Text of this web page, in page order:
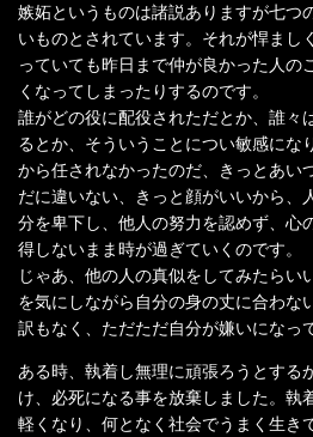
嫉妬というものは諸説ありますが七つ
いものとされています。それが悍まし
っていても昨日まで仲が良かった人の
くなってしまったりするのです。
誰がどの役に配役されただとか、誰々
るとか、そういうことについ敏感にな
から任されなかったのだ、きっとあい
だに違いない、きっと顔がいいから
分を卑下し、他人の努力を認めず、心
得しないまま時が過ぎていくのです。
じゃあ、他の人の真似をしてみたらい
を気にしながら自分の身の丈に合わな
訳もなく、ただただ自分が嫌いになっ
ある時、執着し無理に頑張ろうとする
け、必死になる事を放棄しました。執
軽くなり、何となく社会でうまく生き